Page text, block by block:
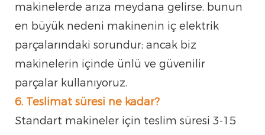
makinelerde arıza meydana gelirse, bunun
en büyük nedeni makinenin iç elektrik
parçalarındaki sorundur; ancak biz
makinelerin içinde ünlü ve güvenilir
parçalar kullanıyoruz.
6. Teslimat süresi ne kadar?
Standart makineler için teslim süresi 3-15